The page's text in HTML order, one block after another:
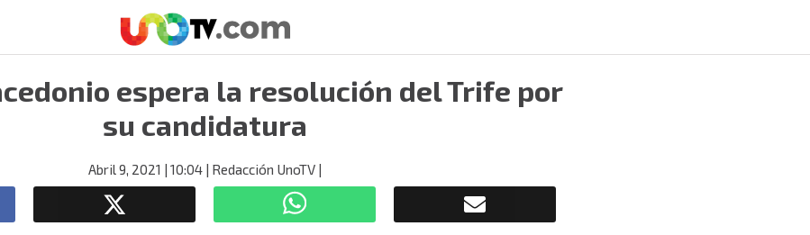
espera la resolución del Trife por
su candidatura
Abril 9, 2021 | 10:04| Redacción UnoTV|